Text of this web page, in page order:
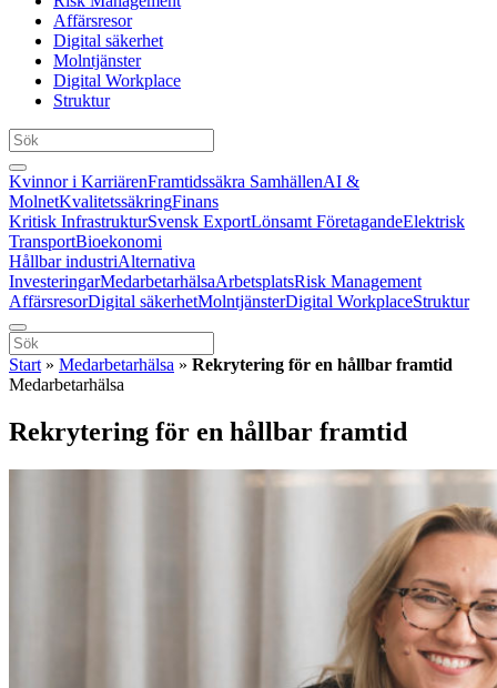
Affärsresor
Digital säkerhet
Molntjänster
Digital Workplace
Struktur
Kvinnor i KarriärenFramtidssäkra SamhällenAI &
MolnetKvalitetssäkringFinans
Kritisk InfrastrukturSvensk ExportLönsamt FöretagandeElektrisk
TransportBioekonomi
Hållbar industriAlternativa
InvesteringarMedarbetarhälsaArbetsplatsRisk Management
AffärsresorDigital säkerhetMolntjänsterDigital WorkplaceStruktur
Start » Medarbetarhälsa » Rekrytering för en hållbar framtid
Medarbetarhälsa
Rekrytering för en hållbar framtid